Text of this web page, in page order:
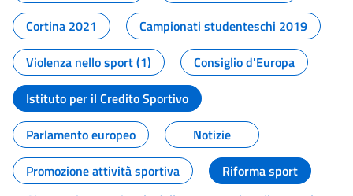
Cortina 2021
Campionati studenteschi 2019
Violenza nello sport (1)
Consiglio d'Europa
Istituto per il Credito Sportivo
Parlamento europeo
Notizie
Promozione attività sportiva
Riforma sport